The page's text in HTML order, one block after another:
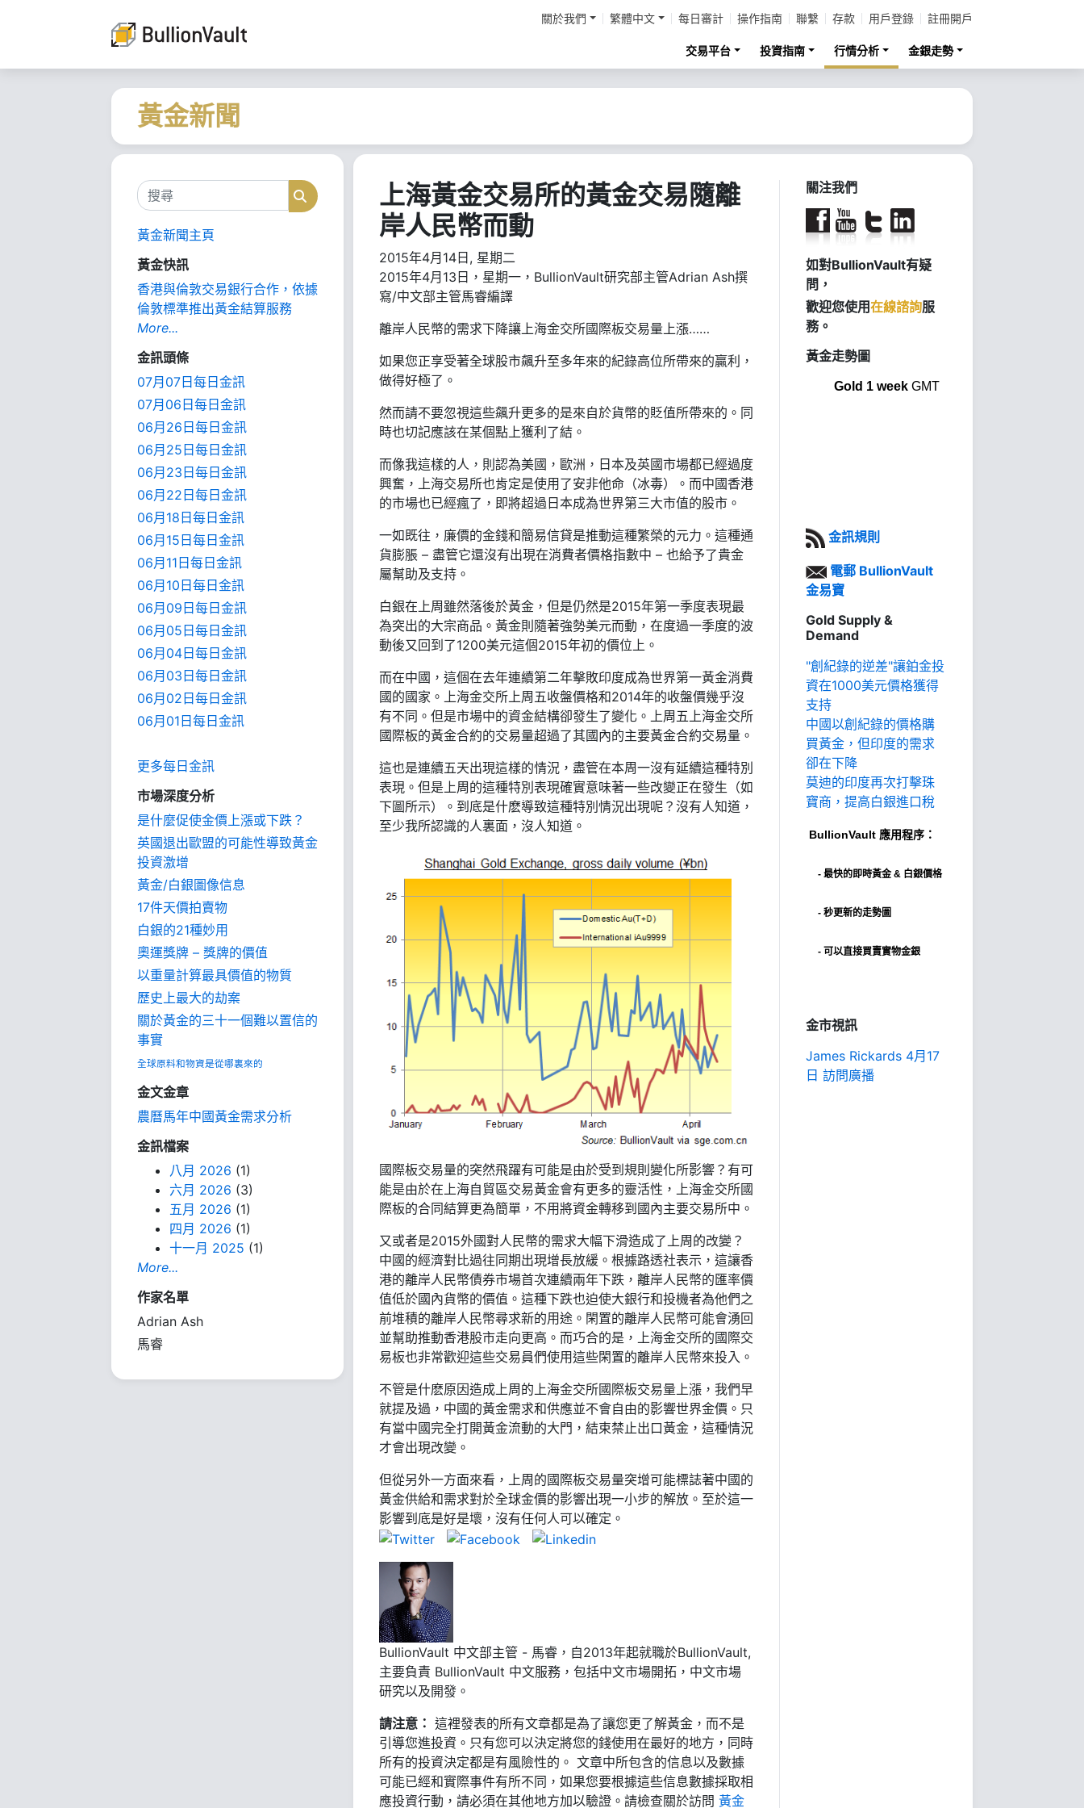
關於我們 繁體中文 每日審計 操作指南 聯繫 存款 用戶登錄 註冊開戶
交易平台 投資指南 行情分析 金銀走勢
黃金新聞
搜尋 搜尋
黃金新聞主頁
黃金快訊
香港與倫敦交易銀行合作，依據
倫敦標準推出黃金結算服務
More...
金訊頭條
07月07日每日金訊
07月06日每日金訊
06月26日每日金訊
06月25日每日金訊
06月23日每日金訊
06月22日每日金訊
06月18日每日金訊
06月15日每日金訊
06月11日每日金訊
06月10日每日金訊
06月09日每日金訊
06月05日每日金訊
06月04日每日金訊
06月03日每日金訊
06月02日每日金訊
06月01日每日金訊
更多每日金訊
市場深度分析
是什麼促使金價上漲或下跌？
英國退出歐盟的可能性導致黃金
投資激增
黃金/白銀圖像信息
17件天價拍賣物
白銀的21種妙用
奧運獎牌 – 獎牌的價值
以重量計算最具價值的物質
歷史上最大的劫案
關於黃金的三十一個難以置信的
事實
全球原料和物資是從哪裏來的
金文金章
農曆馬年中國黃金需求分析
金訊檔案
八月 2026 (1)
六月 2026 (3)
五月 2026 (1)
四月 2026 (1)
十一月 2025 (1)
More...
作家名單
Adrian Ash
馬睿
上海黃金交易所的黃金交易隨離
岸人民幣而動
2015年4月14日, 星期二
2015年4月13日，星期一，BullionVault研究部主管Adrian Ash撰
寫/中文部主管馬睿編譯
離岸人民幣的需求下降讓上海金交所國際板交易量上漲……
如果您正享受著全球股市飆升至多年來的紀錄高位所帶來的贏利，
做得好極了。
然而請不要忽視這些飆升更多的是來自於貨幣的貶值所帶來的。同
時也切記應該在某個點上獲利了結。
而像我這樣的人，則認為美國，歐洲，日本及英國市場都已經過度
興奮，上海交易所也肯定是使用了安非他命（冰毒）。而中國香港
的市場也已經瘋了，即將超過日本成為世界第三大市值的股市。
一如既往，廉價的金錢和簡易信貸是推動這種繁榮的元力。這種通
貨膨脹 – 盡管它還沒有出現在消費者價格指數中 – 也給予了貴金
屬幫助及支持。
白銀在上周雖然落後於黃金，但是仍然是2015年第一季度表現最
為突出的大宗商品。黃金則隨著強勢美元而動，在度過一季度的波
動後又回到了1200美元這個2015年初的價位上。
而在中國，這個在去年連續第二年擊敗印度成為世界第一黃金消費
國的國家。上海金交所上周五收盤價格和2014年的收盤價幾乎沒
有不同。但是市場中的資金結構卻發生了變化。上周五上海金交所
國際板的黃金合約的交易量超過了其國內的主要黃金合約交易量。
這也是連續五天出現這樣的情況，盡管在本周一沒有延續這種特別
表現。但是上周的這種特別表現確實意味著一些改變正在發生（如
下圖所示）。到底是什麽導致這種特別情況出現呢？沒有人知道，
至少我所認識的人裏面，沒人知道。
國際板交易量的突然飛躍有可能是由於受到規則變化所影響？有可
能是由於在上海自貿區交易黃金會有更多的靈活性，上海金交所國
際板的合同結算更為簡單，不用將資金轉移到國內主要交易所中。
又或者是2015外國對人民幣的需求大幅下滑造成了上周的改變？
中國的經濟對比過往同期出現增長放緩。根據路透社表示，這讓香
港的離岸人民幣債券市場首次連續兩年下跌，離岸人民幣的匯率價
值低於國內貨幣的價值。這種下跌也迫使大銀行和投機者為他們之
前堆積的離岸人民幣尋求新的用途。閑置的離岸人民幣可能會湧回
並幫助推動香港股市走向更高。而巧合的是，上海金交所的國際交
易板也非常歡迎這些交易員們使用這些閑置的離岸人民幣來投入。
不管是什麽原因造成上周的上海金交所國際板交易量上漲，我們早
就提及過，中國的黃金需求和供應並不會自由的影響世界金價。只
有當中國完全打開黃金流動的大門，結束禁止出口黃金，這種情況
才會出現改變。
但從另外一方面來看，上周的國際板交易量突增可能標誌著中國的
黃金供給和需求對於全球金價的影響出現一小步的解放。至於這一
影響到底是好是壞，沒有任何人可以確定。
BullionVault 中文部主管 - 馬睿，自2013年起就職於BullionVault,
主要負責 BullionVault 中文服務，包括中文市場開拓，中文市場
研究以及開發。
請注意： 這裡發表的所有文章都是為了讓您更了解黃金，而不是
引導您進投資。只有您可以決定將您的錢使用在最好的地方，同時
所有的投資決定都是有風險性的。 文章中所包含的信息以及數據
可能已經和實際事件有所不同，如果您要根據這些信息數據採取相
應投資行動，請必須在其他地方加以驗證。請檢查關於訪問 黃金
關注我們
如對BullionVault有疑
問，
歡迎您使用在線諮詢服
務。
黃金走勢圖
Gold 1 weekGMT
金訊規則
電郵 BullionVault
金易寶
Gold Supply &
Demand
"創紀錄的逆差"讓鉑金投
資在1000美元價格獲得
支持
中國以創紀錄的價格購
買黃金，但印度的需求
卻在下降
莫迪的印度再次打擊珠
寶商，提高白銀進口稅
BullionVault 應用程序：
- 最快的即時黃金 & 白銀價格
- 秒更新的走勢圖
- 可以直接買賣實物金銀
金市視訊
James Rickards 4月17
日 訪問廣播